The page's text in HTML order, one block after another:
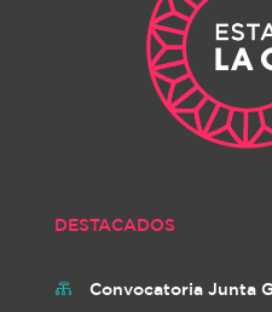
DESTACADOS
 Convocatoria Junta